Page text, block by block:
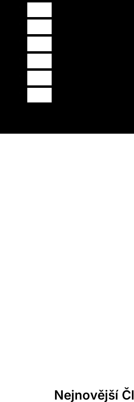
Nejnovější